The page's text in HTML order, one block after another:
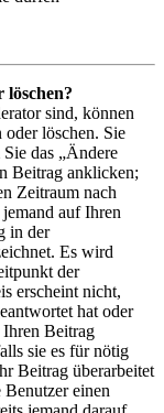
löschen?
sind, können
oder löschen. Sie
das „Ändere
Beitrag anklicken;
Zeitraum nach
auf Ihren
in der
Es wird
der
erscheint nicht,
hat oder
Beitrag
sie es für nötig
Beitrag überarbeitet
einen